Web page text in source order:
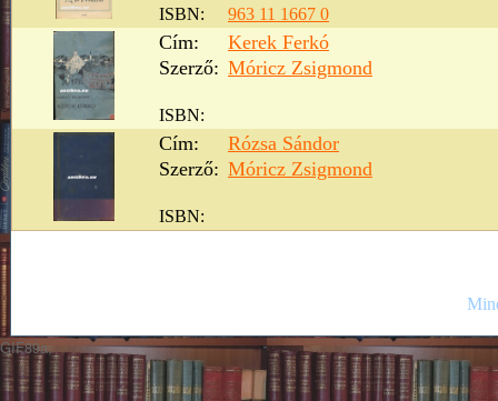
ISBN: 963 11 1667 0
Cím:
Kerek Ferkó
Szerző: Móricz Zsigmond
ISBN:
Cím:
Rózsa Sándor
Szerző: Móricz Zsigmond
ISBN:
GIF89a;